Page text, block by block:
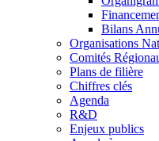
Bilans
Organisations
Comités
Plans de filière
Chiffres clés
Agenda
R&D
Enjeux publics